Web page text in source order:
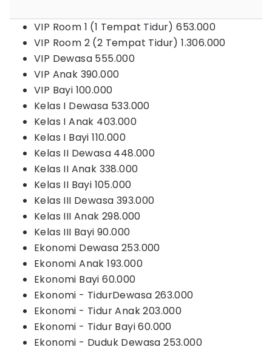
VIP Room 1 (1 Tempat Tidur) 653.000
VIP Room 2 (2 Tempat Tidur) 1.306.000
VIP Dewasa 555.000
VIP Anak 390.000
VIP Bayi 100.000
Kelas I Dewasa 533.000
Kelas I Anak 403.000
Kelas I Bayi 110.000
Kelas II Dewasa 448.000
Kelas II Anak 338.000
Kelas II Bayi 105.000
Kelas III Dewasa 393.000
Kelas III Anak 298.000
Kelas III Bayi 90.000
Ekonomi Dewasa 253.000
Ekonomi Anak 193.000
Ekonomi Bayi 60.000
Ekonomi - TidurDewasa 263.000
Ekonomi - Tidur Anak 203.000
Ekonomi - Tidur Bayi 60.000
Ekonomi - Duduk Dewasa 253.000